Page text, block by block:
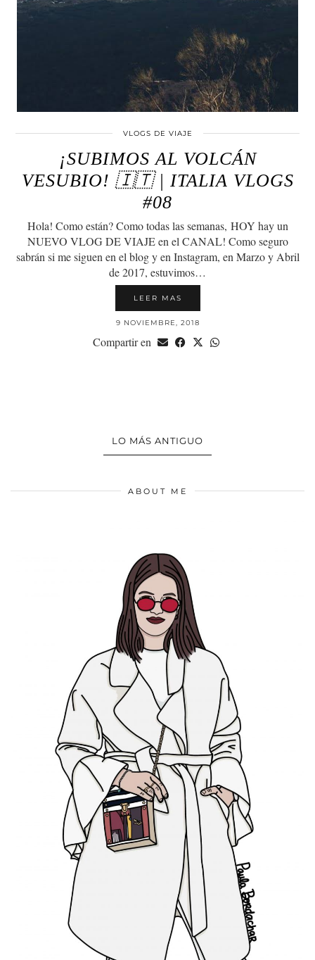
VLOGS DE VIAJE
¡SUBIMOS AL VOLCÁN
VESUBIO! 🇮🇹 | ITALIA VLOGS
#08
Hola! Como están? Como todas las semanas, HOY hay un
NUEVO VLOG DE VIAJE en el CANAL! Como seguro
sabrán si me siguen en el blog y en Instagram, en Marzo y Abril
de 2017, estuvimos…
LEER MAS
9 NOVIEMBRE, 2018
Compartir en
LO MÁS ANTIGUO
ABOUT ME